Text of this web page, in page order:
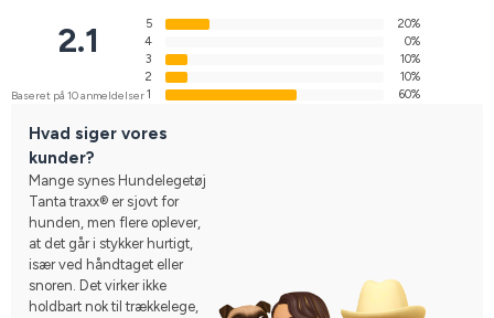
2.1
Baseret på 10 anmeldelser
5
20%
4
0%
3
10%
2
10%
1
60%
Hvad siger vores
kunder?
Mange synes Hundelegetøj
Tanta traxx® er sjovt for
hunden, men flere oplever,
at det går i stykker hurtigt,
især ved håndtaget eller
snoren. Det virker ikke
holdbart nok til trækkelege,